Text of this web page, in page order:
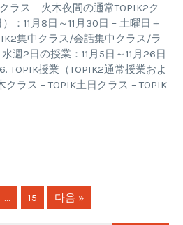
ラス – 火木夜間の通常TOPIK2ク
：11月8日～11月30日 – 土曜日＋
集中クラス/会話集中クラス/ラ
週2日の授業：11月5日～11月26日
TOPIK授業（TOPIK2通常授業およ
クラス – TOPIK土日クラス – TOPIK
… 15 다음 »